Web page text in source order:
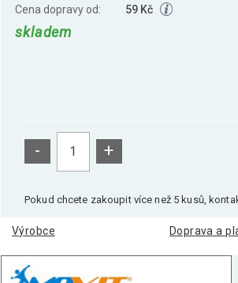
Cena dopravy od:
59 Kč
skladem
- +
Pokud chcete zakoupit více než 5 kusů,
Výrobce Doprava a